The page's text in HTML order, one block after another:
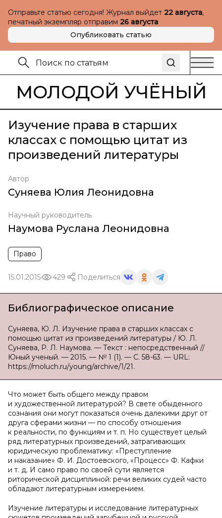
Отправьте статью сегодня! Журнал выйдет 22 августа,
печатный экземпляр отправим 26 августа
Опубликовать статью
МОЛОДОЙ УЧЁНЫЙ
Изучение права в старших
классах с помощью цитат из
произведений литературы
Автор
Суняева Юлия Леонидовна
Научный руководитель
Наумова Руслана Леонидовна
Право
15.01.2015 429 Поделиться
Библиографическое описание
Суняева, Ю. Л. Изучение права в старших классах с
помощью цитат из произведений литературы / Ю. Л.
Суняева, Р. Л. Наумова. — Текст : непосредственный //
Юный ученый. — 2015. — № 1 (1). — С. 58-63. — URL:
https://moluch.ru/young/archive/1/21.
Что может быть общего между правом
и художественной литературой? В свете обыденного
сознания они могут показаться очень далекими друг от
друга сферами жизни — по способу отношения
к реальности, по функциям и т. п. Но существует целый
ряд литературных произведений, затрагивающих
юридическую проблематику: «Преступление
и наказание» Ф. И. Достоевского, «Процесс» Ф. Кафки
и т. д. И само право по своей сути является
риторической дисциплиной: речи великих судей часто
обладают литературным измерением.
Изучение литературы и исследование литературных